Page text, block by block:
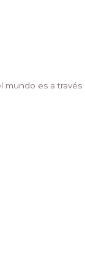
mundo es a través